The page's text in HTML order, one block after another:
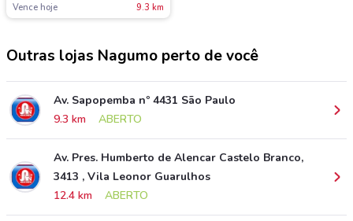
Vence hoje 9.3 km
Outras lojas Nagumo perto de você
Av. Sapopemba nº 4431 São Paulo
9.3 km
ABERTO
Av. Pres. Humberto de Alencar Castelo Branco,
3413 , Vila Leonor Guarulhos
12.4 km
ABERTO